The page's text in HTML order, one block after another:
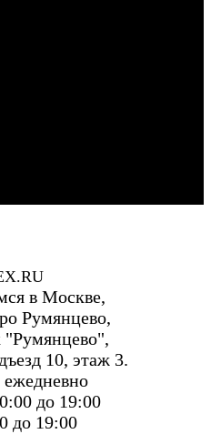
в Москве,
Румянцево,
"Румянцево",
10, этаж 3.
ежедневно
до 19:00
до 19:00